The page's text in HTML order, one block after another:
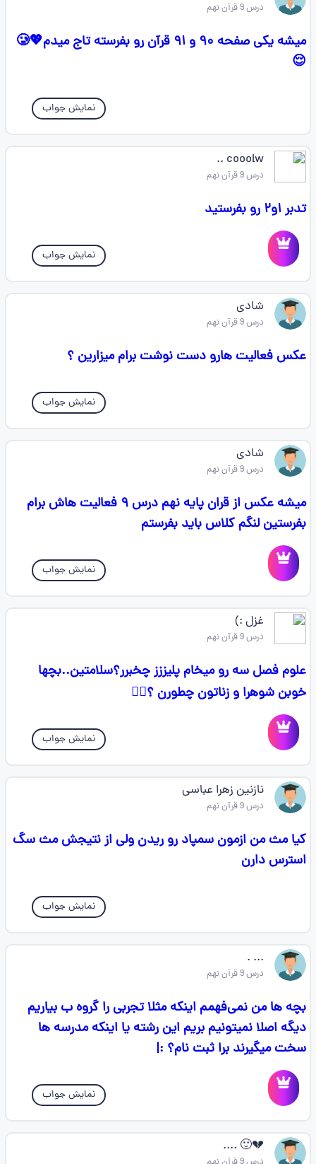
درس 9 قرآن نهم
میشه یکی صفحه ۹۰ و ۹۱ قرآن رو بفرسته تاج میدم💖🥲
😌
نمایش جواب
cooolw ..
درس 9 قرآن نهم
تدبر ۱و۲ رو بفرستید
نمایش جواب
شادی
درس 9 قرآن نهم
عکس فعالیت هارو دست نوشت برام میزارین ؟
نمایش جواب
شادی
درس 9 قرآن نهم
میشه عکس از قران پایه نهم درس ۹ فعالیت هاش برام
بفرستین لنگم کلاس باید بفرستم
نمایش جواب
غزل :)
درس 9 قرآن نهم
علوم فصل سه رو میخام پلیززز چخبرر؟سلامتین..بچها
خوبن شوهرا و زناتون چطورن ؟🤸‍♀️
نمایش جواب
نازنین زهرا عباسی
درس 9 قرآن نهم
کیا مث من ازمون سمپاد رو ریدن ولی از نتیجش مث سگ
استرس دارن
نمایش جواب
... .
درس 9 قرآن نهم
بچه ها من نمی‌فهمم اینکه مثلا تجربی را گروه ب بیاریم
دیگه اصلا نمیتونیم بریم این رشته یا اینکه مدرسه ها
سخت میگیرند برا ثبت نام؟ :|
نمایش جواب
💔🙂 ....